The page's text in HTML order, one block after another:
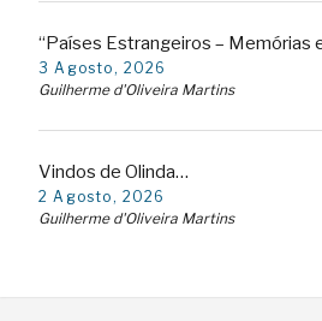
“Países Estrangeiros – Memórias
3 Agosto, 2026
Guilherme d'Oliveira Martins
Vindos de Olinda…
2 Agosto, 2026
Guilherme d'Oliveira Martins